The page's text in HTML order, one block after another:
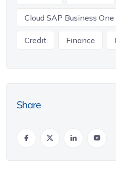
Cloud SAP Business One
Credit Finance
Share